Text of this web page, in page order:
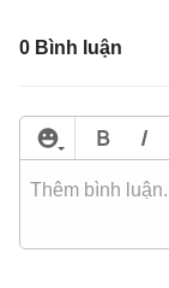
0 Bình luận